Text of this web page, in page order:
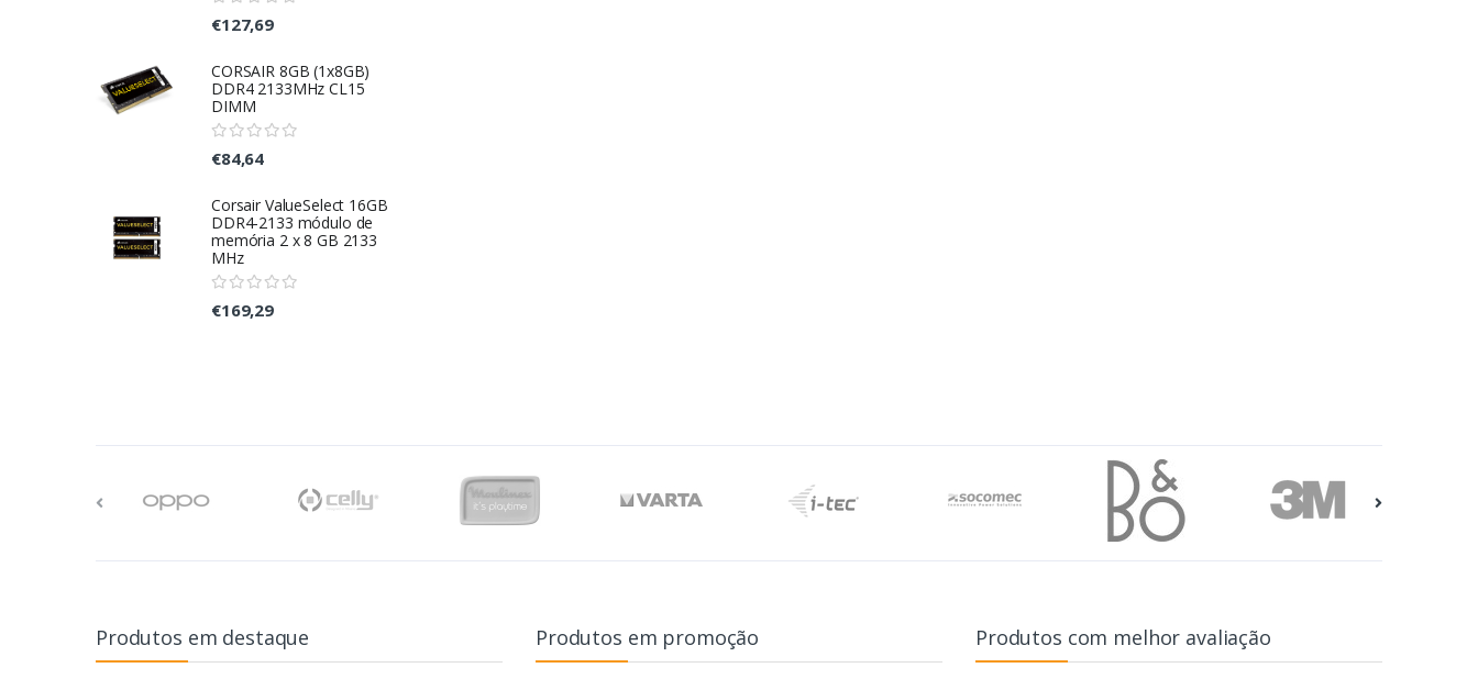
€127,69
CORSAIR 8GB (1x8GB)
DDR4 2133MHz CL15
DIMM
€84,64
Corsair ValueSelect 16GB
DDR4-2133 módulo de
memória 2 x 8 GB 2133
MHz
€169,29
Produtos em destaque Produtos em promoção Produtos com melhor avaliação